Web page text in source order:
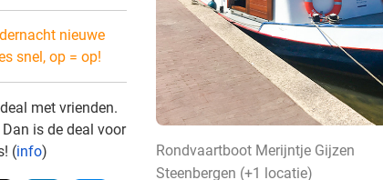
nieuwe
snel, op = op!
met vrienden.
is de deal voor
(info) Rondvaartboot Merijntje Gijzen
Steenbergen (+1 locatie)